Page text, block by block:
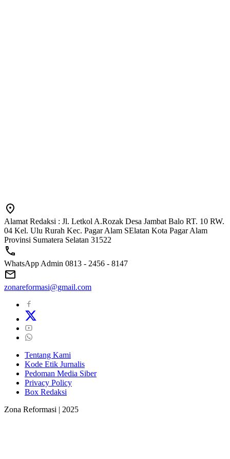
Alamat Redaksi : Jl. Letkol A.Rozak Desa Jambat Balo RT. 10 RW.
04 Kel. Ulu Rurah Kec. Pagar Alam SElatan Kota Pagar Alam
Provinsi Sumatera Selatan 31522
WhatsApp Admin 0813 - 2456 - 8147
zonareformasi@gmail.com
Tentang Kami
Kode Etik Jurnalis
Pedoman Media Siber
Privacy Policy
Box Redaksi
Zona Reformasi | 2025